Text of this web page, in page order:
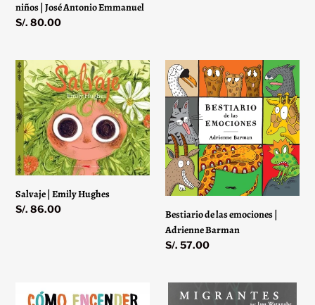
niños | José Antonio Emmanuel
Precio
S/. 80.00
Salvaje
Emily
Hughes
Salvaje | Emily Hughes
Precio
S/. 86.00
Bestiario
de
las
emociones
Adrienne
Barman
Bestiario de las emociones |
Adrienne Barman
Precio
S/. 57.00
Cómo
Migrantes